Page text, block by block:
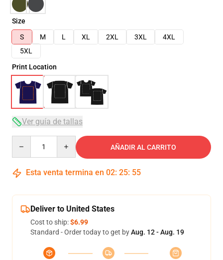
Size
S
M L XL 2XL 3XL
4XL
5XL
Print Location
Ver guía de tallas
AÑADIR AL CARRITO
Esta venta termina en 02: 25: 54
Deliver to United States
Cost to ship:$6.99
Standard - Order today to get byAug. 12 - Aug. 19